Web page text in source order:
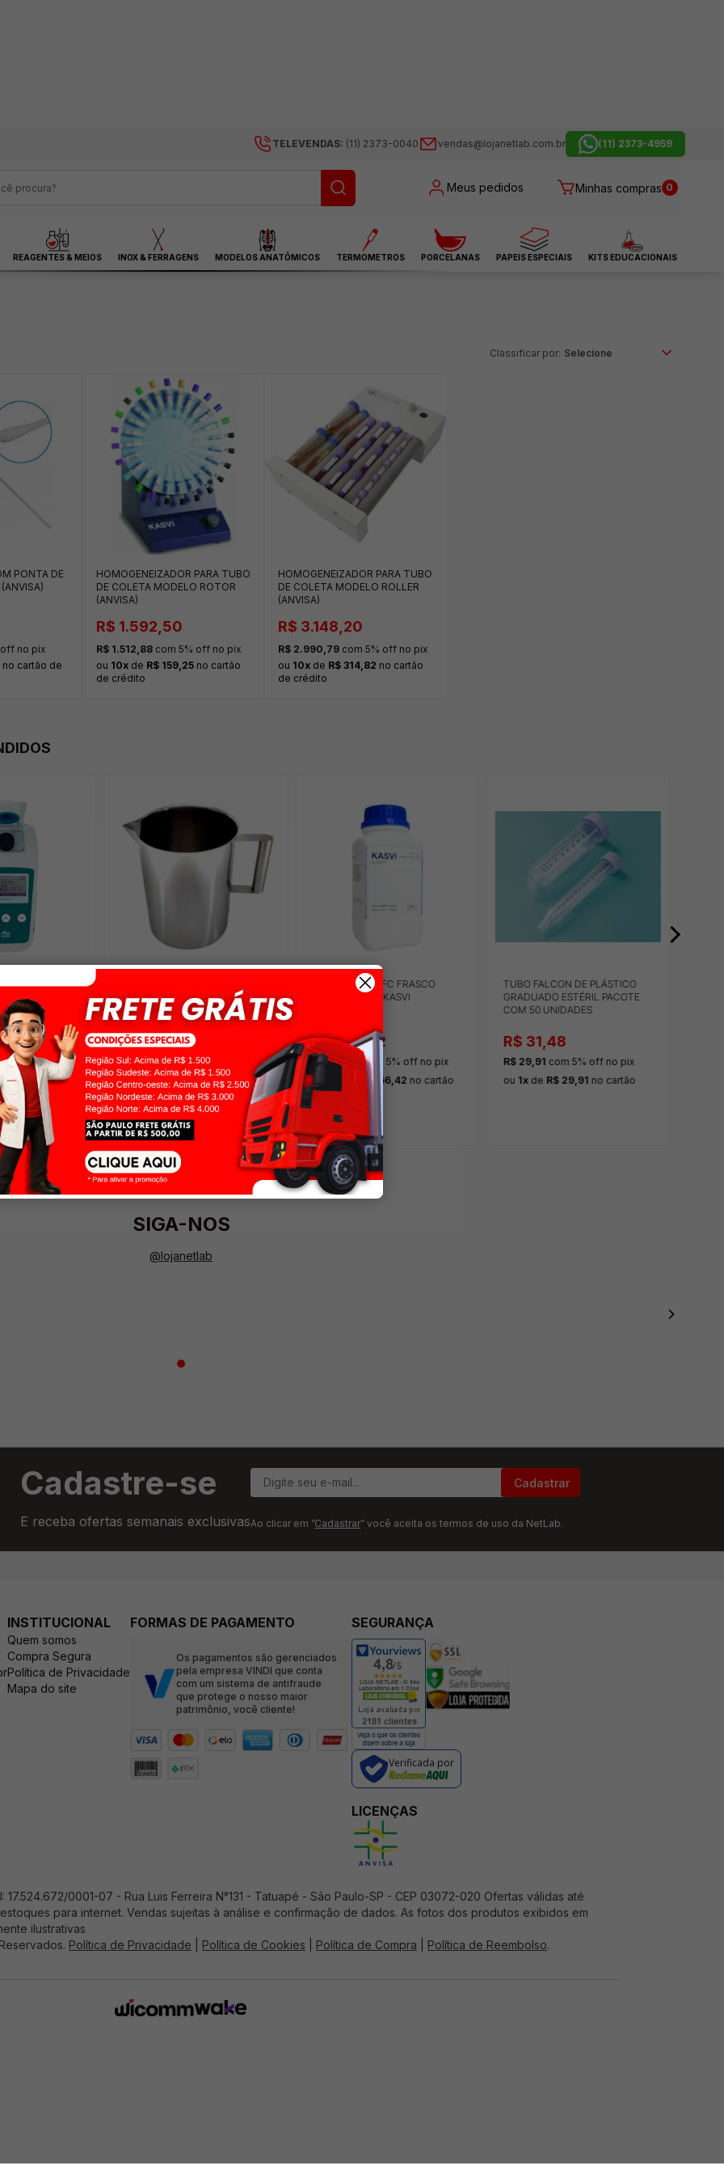
TELEVENDAS: (11) 2373-0040 vendas@lojanetlab.com.br (11) 2373-4959
Meus pedidos Minhas compras 0
REAGENTES & MEIOS INOX & FERRAGENS MODELOS ANATÔMICOS TERMOMETROS PORCELANAS PAPEIS ESPECIAIS KITS EDUCACIONAIS
Classificar por:
PONTA DE
no pix
no cartão de
HOMOGENEIZADOR PARA TUBO
DE COLETA MODELO ROTOR
(ANVISA)
R$ 1.592,50
R$ 1.512,88 com 5% off no pix
ou 10x de R$ 159,25 no cartão
de crédito
HOMOGENEIZADOR PARA TUBO
DE COLETA MODELO ROLLER
(ANVISA)
R$ 3.148,20
R$ 2.990,79 com 5% off no pix
ou 10x de R$ 314,82 no cartão
de crédito
DIGITAL
E
5% offno pix
no cartão
ALÇA LATERAL
R$ 158,47
R$ 150,55com 5% off
no pix
ou3x deR$ 52,82no cartão
AGAR BASE M-FC FRASCO
500G K25-1127 KASVI
R$ 664,22
R$ 631,01 com 5% offno pix
ou
R$ 66,42 no cartão
TUBO FALCON DE PLÁSTICO
GRADUADO ESTÉRIL PACOTE
COM 50 UNIDADES
R$ 31,48
R$ 29,91 com 5% off no pix
ou 1x de R$ 29,91 no cartão
SIGA-NOS
@lojanetlab
Cadastre-se
E receba ofertas semanais exclusivas
Cadastrar
Ao clicar em ”Cadastrar” você aceita os termos de uso da NetLab.
INSTITUCIONAL
Quem somos
Compra Segura
Política de Privacidade
Mapa do site
FORMAS DE PAGAMENTO
Os pagamentos são gerenciados
pela empresa VINDI que conta
com um sistema de antifraude
que protege o nosso maior
patrimônio, você cliente!
SEGURANÇA
Verificada por
LICENÇAS
17.524.672/0001-07 - Rua Luis Ferreira N°131 - Tatuapé - Sâo Paulo-SP - CEP 03072-020 Ofertas válidas até
para internet. Vendas sujeitas à análise e confirmação de dados. As fotos dos produtos exibidos em
ilustrativas
Política de Privacidade Política de Cookies Política de Compra Política de Reembolso.